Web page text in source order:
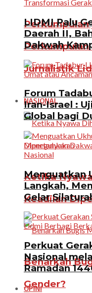
Jurnalistik
NASIONAL
Ketika
Keadilan
Benarkah
Gender?
LIDMI Palu
Daerah II,
Dakwah
Forum
Iran-Israel :
Global bagi
Menguatkan
Langkah,
Gelar
Perkuat
Nasional
Ramadan
OPINI